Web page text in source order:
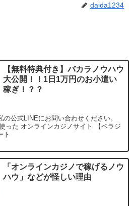
daida1234
【無料特典付き】バカラノウハウ
大公開！！1日1万円のお小遣い
稼ぎ！？？
公式LINEにお問い合わせください。
った オンラインカジノサイト 【ベラジ
ト
「オンラインカジノで稼げるノウ
ハウ」などが怪しい理由